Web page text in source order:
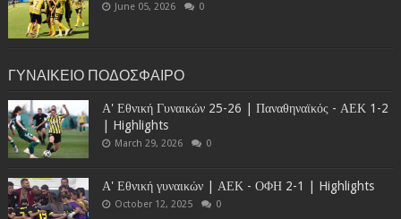
June 05, 2026 0
ΓΥΝΑΙΚΕΙΟ ΠΟΔΟΣΦΑΙΡΟ
Α' Εθνική Γυναικών 25-26 | Παναθηναϊκός - ΑΕΚ 1-2
| Highlights
March 29, 2026 0
Α' Εθνική γυναικών | ΑΕΚ - ΟΦΗ 2-1 | Highlights
October 12, 2025 0